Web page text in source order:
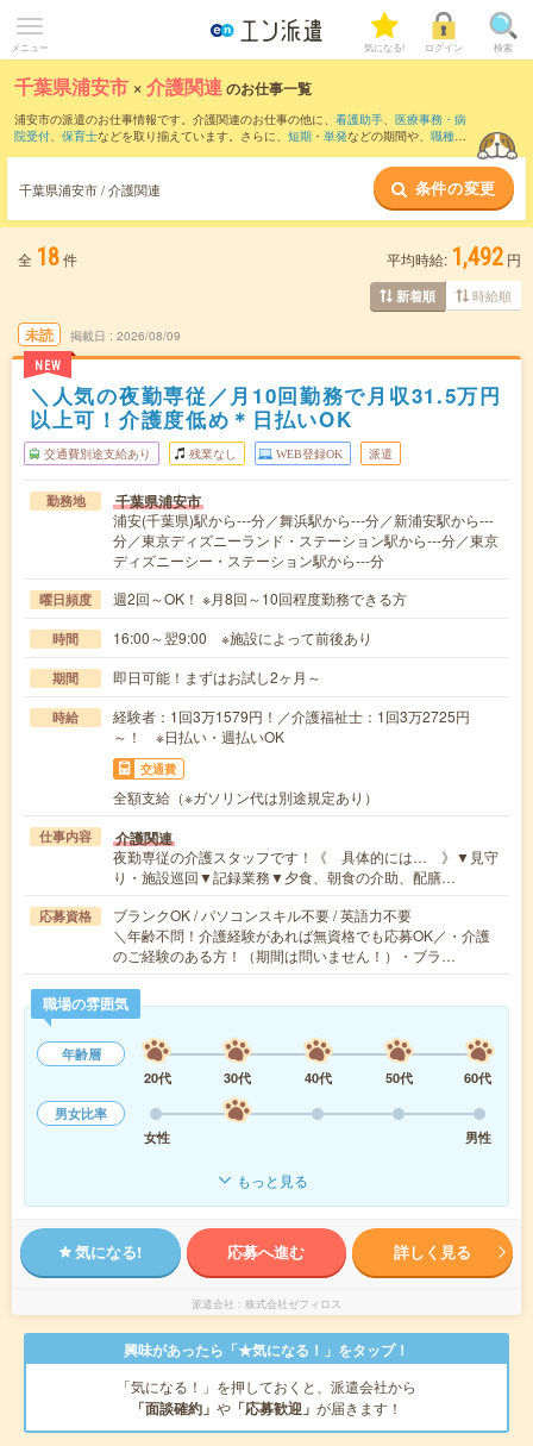
メニュー 気になる! ログイン 検索
千葉県浦安市 ×介護関連のお仕事一覧
浦安市の派遣のお仕事情報です。介護関連のお仕事の他に、 看護助手、 医療事務・病
院受付、 保育士などを取り揃えています。さらに、 短期 ・ 単発などの期間や、 職種未
千葉県浦安市 / 介護関連 条件の変更
全 18件 平均時給: 1,492 円
新着順 時給順
未読
NEW
掲載日 2026/08/09
＼人気の夜勤専従／月10回勤務で月収31.5万円
以上可！介護度低め＊日払いOK
交通費別途支給あり 残業なし WEB登録OK 派遣
勤務地 千葉県浦安市
浦安(千葉県)駅から---分／舞浜駅から---分／新浦安駅から---
分／東京ディズニーランド・ステーション駅から---分／東京
ディズニーシー・ステーション駅から---分
曜日頻度 週2回～OK！ ※月8回～10回程度勤務できる方
時間 16:00～翌9:00 ※施設によって前後あり
期間 即日可能！まずはお試し2ヶ月～
時給
経験者：1回3万1579円！／介護福祉士：1回3万2725円
～！ ※日払い・週払いOK
交通費
全額支給（※ガソリン代は別途規定あり）
仕事内容 介護関連
夜勤専従の介護スタッフです！《 具体的には… 》▼見守
り・施設巡回▼記録業務▼夕食、朝食の介助、配膳…
応募資格
ブランクOK / パソコンスキル不要 / 英語力不要
＼年齢不問！介護経験があれば無資格でも応募OK／・介護
のご経験のある方！（期間は問いません！）・ブラ…
職場の雰囲気
年齢層
20代
30代 40代 50代
60代
男女比率
女性
男性
もっと見る
気になる! 応募へ進む 詳しく見る
派遣会社 株式会社ゼフィロス
興味があったら「★気になる！」をタップ！
「気になる！」を押しておくと、派遣会社から
「面談確約」 や 「応募歓迎」 が届きます！